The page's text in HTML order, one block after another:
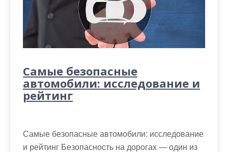
Самые безопасные
автомобили: исследование и
рейтинг
Самые безопасные автомобили: исследование
и рейтинг Безопасность на дорогах — один из